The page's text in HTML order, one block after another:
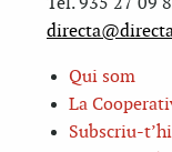
Qui som
La
Subscriu-t’hi